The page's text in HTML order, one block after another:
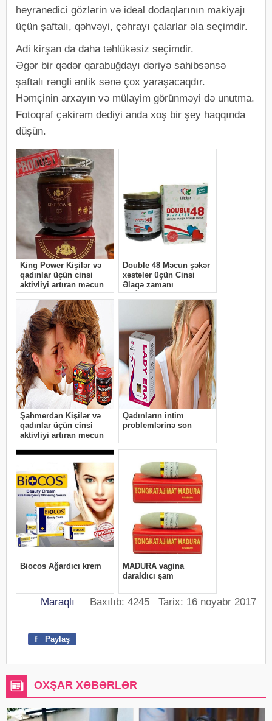
heyranedici gözlərin və ideal dodaqlarının makiyajı
üçün şaftalı, qəhvəyi, çəhrayı çalarlar əla seçimdir.
Adi kirşan da daha təhlükəsiz seçimdir.
Əgər bir qədər qarabuğdayı dəriyə sahibsənsə
şaftalı rəngli ənlik sənə çox yaraşacaqdır.
Həmçinin arxayın və mülayim görünməyi də unutma.
Fotoqraf çəkirəm dediyi anda xoş bir şey haqqında
düşün.
Maraqlı Baxılıb: 4245 Tarix: 16 noyabr 2017
f Paylaş
OXŞAR XƏBƏRLƏR